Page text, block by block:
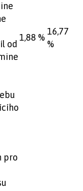
od
1,88 %
16,77
%
pro